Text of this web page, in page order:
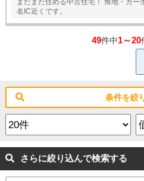
名IC近くです。
49件中1～20
条件を絞
さらに絞り込んで検索する